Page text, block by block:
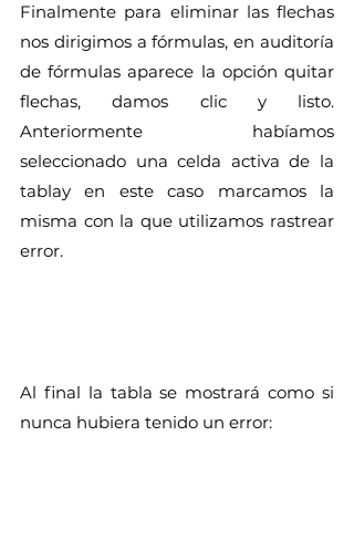
Finalmente para eliminar las flechas
nos dirigimos a fórmulas, en auditoría
de fórmulas aparece la opción quitar
flechas, damos clic y listo.
Anteriormente habíamos
seleccionado una celda activa de la
tablay en este caso marcamos la
misma con la que utilizamos rastrear
error.
Al final la tabla se mostrará como si
nunca hubiera tenido un error: